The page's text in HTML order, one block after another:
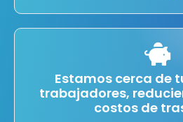
Estamos cerca de
trabajadores,
costos de